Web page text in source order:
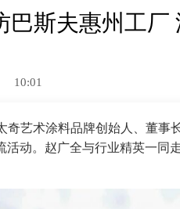
巴斯夫惠州工厂
10:01
奇艺术涂料品牌创始人、董事
活动。赵广全与行业精英一同